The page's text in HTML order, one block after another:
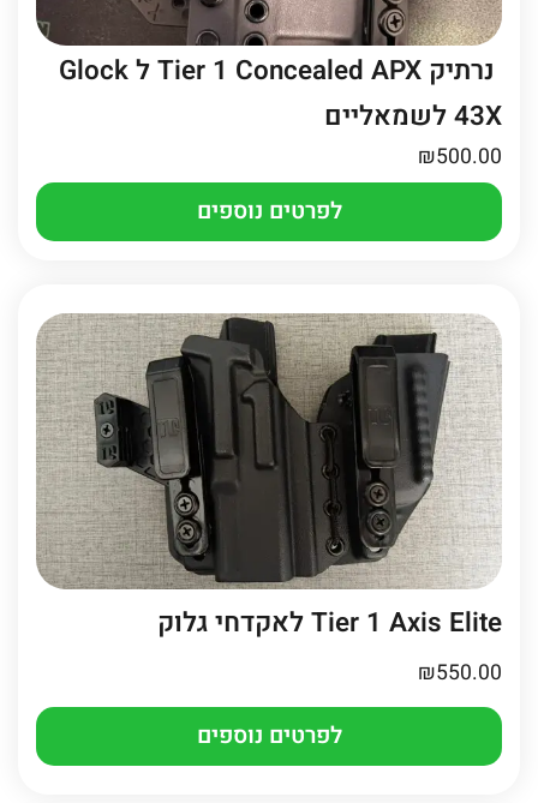
נרתיק Tier 1 Concealed APX ל Glock
43X לשמאליים
₪500.00
לפרטים נוספים
Tier 1 Axis Elite לאקדחי גלוק
₪550.00
לפרטים נוספים